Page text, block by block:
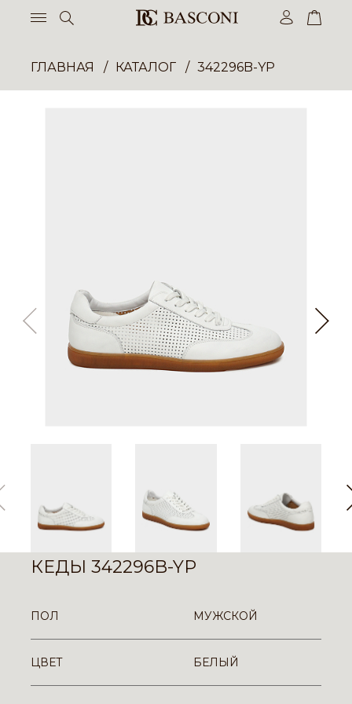
ГЛАВНАЯ КАТАЛОГ 342296B-YP
КЕДЫ 342296B-YP
ПОЛ МУЖСКОЙ
ЦВЕТ БЕЛЫЙ